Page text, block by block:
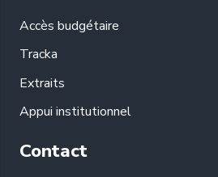
Accès budgétaire
Tracka
Extraits
Appui institutionnel
Contact